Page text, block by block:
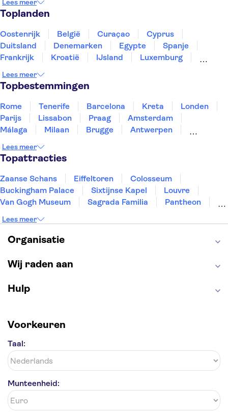
Lees meer
Toplanden
Oostenrijk België Curaçao
Cyprus
Duitsland
Denemarken Egypte
Spanje
Frankrijk
Kroatië IJsland
Luxemburg
Slovenië
Thailand
Lees meer
Topbestemmingen
Rome Tenerife Barcelona Kreta
Londen
Parijs
Lissabon Praag
Amsterdam
Málaga
Milaan Brugge
Antwerpen
Eindhoven
Lees meer
Topattracties
Zaanse Schans Eiffeltoren
Colosseum
Buckingham Palace
Sixtijnse Kapel
Louvre
Van Gogh Museum
Sagrada Familia
Pantheon
Keukenhof
ARTIS
Edinburgh Castle
Alcatraz
Park Güell
Lees meer
Organisatie
Wij raden aan
Hulp
Voorkeuren
Taal:
Munteenheid: